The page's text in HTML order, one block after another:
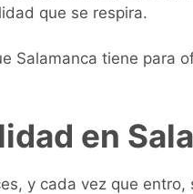
que se respira.
Salamanca tiene para
en
y cada vez que entro,